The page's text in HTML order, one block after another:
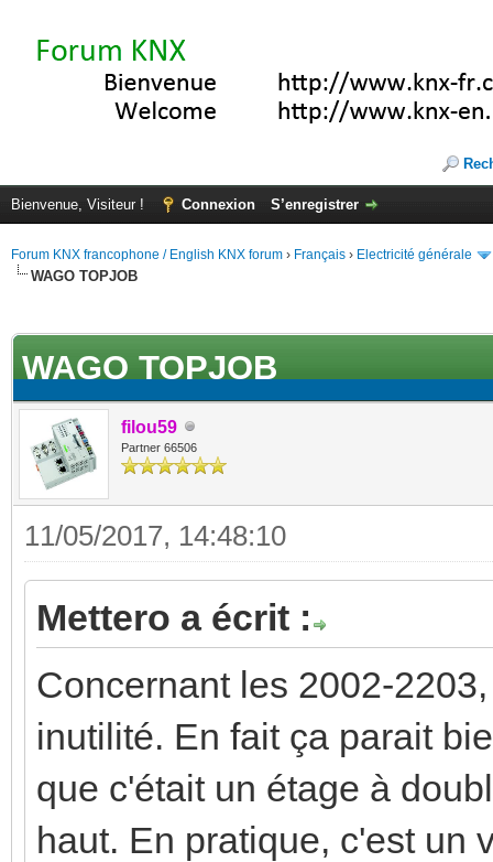
Bienvenue, Visiteur ! Connexion S’enregistrer
Forum KNX francophone / English KNX forum › Français › Electricité générale
WAGO TOPJOB
WAGO TOPJOB
filou59
Partner 66506
11/05/2017, 14:48:10
Mettero a écrit :
Concernant les 2002-
inutilité. En fait ça parait
que c'était un étage à
haut. En pratique, c'est un